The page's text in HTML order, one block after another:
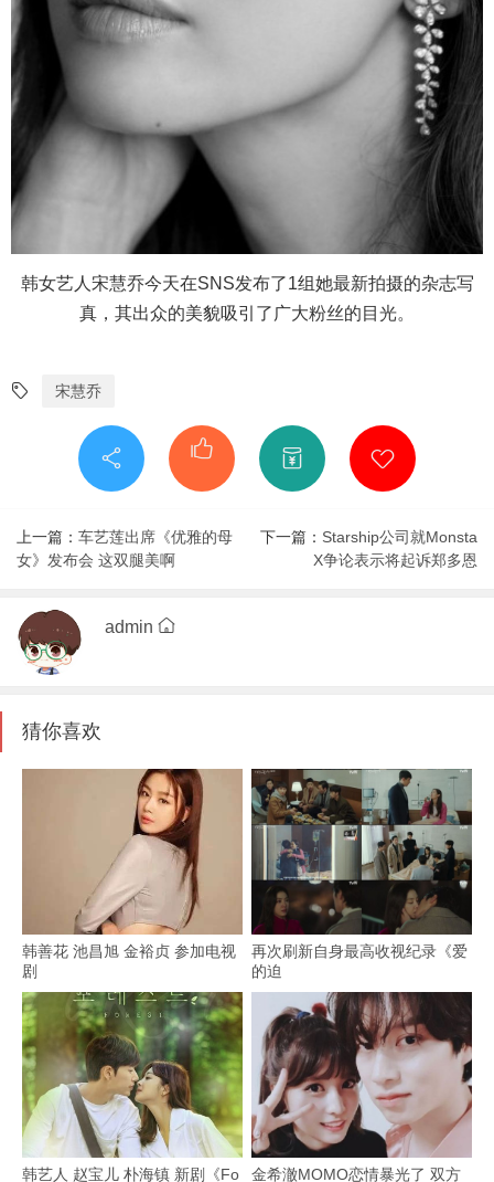
韩女艺人宋慧乔今天在SNS发布了1组她最新拍摄的杂志写
真，其出众的美貌吸引了广大粉丝的目光。
宋慧乔
上一篇： 车艺莲出席《优雅的母
女》发布会 这双腿美啊
下一篇： Starship公司就Monsta
X争论表示将起诉郑多恩
admin
猜你喜欢
韩善花 池昌旭 金裕贞 参加电视
剧
再次刷新自身最高收视纪录《爱
的迫
韩艺人 赵宝儿 朴海镇 新剧《Fo 金希澈MOMO恋情暴光了 双方